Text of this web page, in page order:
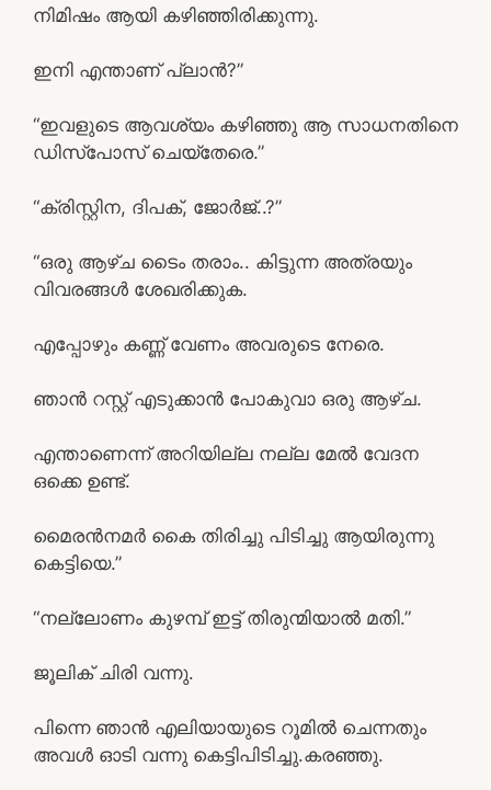
നിമിഷം ആയി കഴിഞ്ഞിരിക്കുന്നു.
ഇനി എന്താണ് പ്ലാൻ?”
“ഇവളുടെ ആവശ്യം കഴിഞ്ഞു ആ സാധനതിനെ
ഡിസ്പോസ് ചെയ്തേരെ.”
“ക്രിസ്റ്റിന, ദിപക്, ജോർജ്..?”
“ഒരു ആഴ്ച ടൈം തരാം.. കിട്ടുന്ന അത്രയും
വിവരങ്ങൾ ശേഖരിക്കുക.
എപ്പോഴും കണ്ണ് വേണം അവരുടെ നേരെ.
ഞാൻ റസ്റ്റ്‌ എടുക്കാൻ പോകുവാ ഒരു ആഴ്ച.
എന്താണെന്ന് അറിയില്ല നല്ല മേൽ വേദന
ഒക്കെ ഉണ്ട്.
മൈരൻനമർ കൈ തിരിച്ചു പിടിച്ചു ആയിരുന്നു
കെട്ടിയെ.”
“നല്ലോണം കുഴമ്പ് ഇട്ട് തിരുന്മിയാൽ മതി.”
ജൂലിക് ചിരി വന്നു.
പിന്നെ ഞാൻ എലിയായുടെ റൂമിൽ ചെന്നതും
അവൾ ഓടി വന്നു കെട്ടിപിടിച്ചു.കരഞ്ഞു.